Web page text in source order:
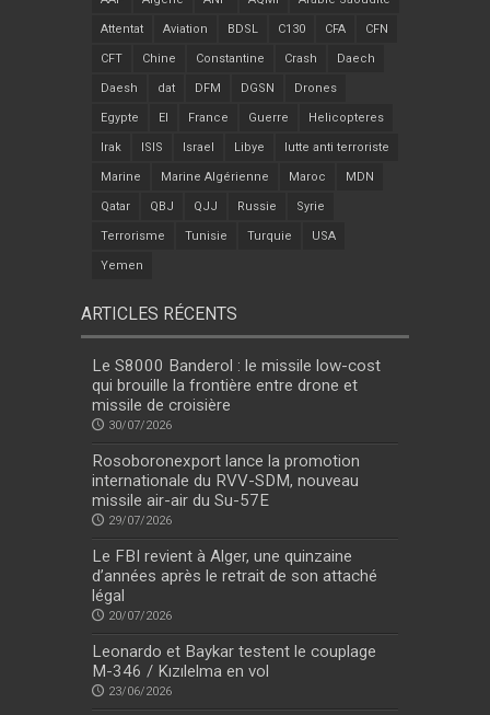
Attentat Aviation BDSL C130 CFA CFN
CFT Chine Constantine Crash Daech
Daesh dat DFM DGSN Drones
Egypte EI France Guerre Helicopteres
Irak ISIS Israel Libye lutte anti terroriste
Marine Marine Algérienne Maroc MDN
Qatar QBJ QJJ Russie Syrie
Terrorisme Tunisie Turquie USA
Yemen
ARTICLES RÉCENTS
Le S8000 Banderol : le missile low-cost
qui brouille la frontière entre drone et
missile de croisière
30/07/2026
Rosoboronexport lance la promotion
internationale du RVV-SDM, nouveau
missile air-air du Su-57E
29/07/2026
Le FBI revient à Alger, une quinzaine
d’années après le retrait de son attaché
légal
20/07/2026
Leonardo et Baykar testent le couplage
M-346 / Kızılelma en vol
23/06/2026